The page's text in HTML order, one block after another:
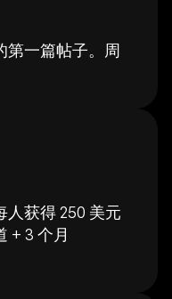
第一篇帖子。周
人获得 250 美元
+ 3 个月